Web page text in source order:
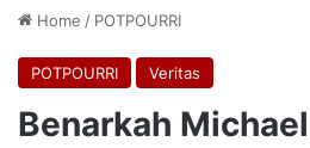
Home / POTPOURRI
POTPOURRI Veritas
Benarkah